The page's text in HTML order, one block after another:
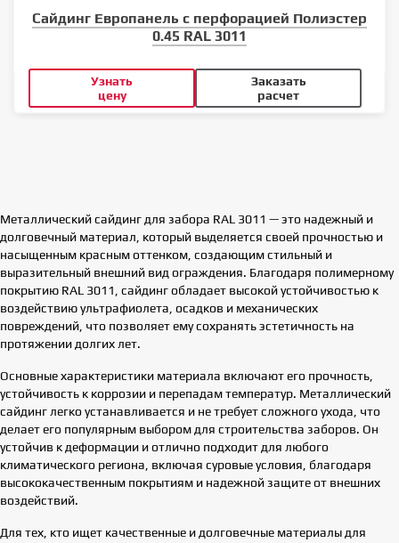
Сайдинг Европанель с перфорацией Полиэстер
0.45 RAL 3011
Узнать
цену
Заказать
расчет
Металлический сайдинг для забора RAL 3011 — это надежный и
долговечный материал, который выделяется своей прочностью и
насыщенным красным оттенком, создающим стильный и
выразительный внешний вид ограждения. Благодаря полимерному
покрытию RAL 3011, сайдинг обладает высокой устойчивостью к
воздействию ультрафиолета, осадков и механических
повреждений, что позволяет ему сохранять эстетичность на
протяжении долгих лет.
Основные характеристики материала включают его прочность,
устойчивость к коррозии и перепадам температур. Металлический
сайдинг легко устанавливается и не требует сложного ухода, что
делает его популярным выбором для строительства заборов. Он
устойчив к деформации и отлично подходит для любого
климатического региона, включая суровые условия, благодаря
высококачественным покрытиям и надежной защите от внешних
воздействий.
Для тех, кто ищет качественные и долговечные материалы для